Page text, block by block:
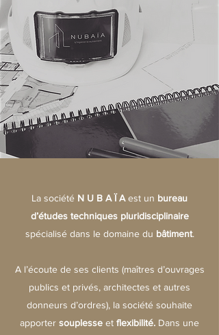
La société N U B A Ï Aest un bureau
d’études techniques pluridisciplinaire
spécialisé dans le domaine du bâtiment.
A l’écoute de ses clients (maîtres d’ouvrages
publics et privés, architectes et autres
donneurs d’ordres), la société souhaite
apporter souplesse et flexibilité. Dans une